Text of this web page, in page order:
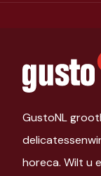
GustoNL
horeca. Wilt u